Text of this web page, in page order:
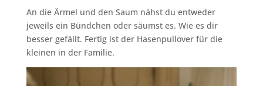
An die Ärmel und den Saum nähst du entweder
jeweils ein Bündchen oder säumst es. Wie es dir
besser gefällt. Fertig ist der Hasenpullover für die
kleinen in der Familie.